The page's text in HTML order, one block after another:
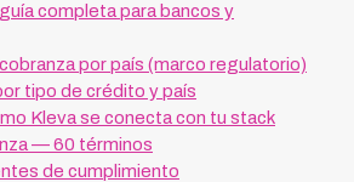
completa para bancos y
por país (marco regulatorio)
tipo de crédito y país
Kleva se conecta con tu stack
— 60 términos
de cumplimiento